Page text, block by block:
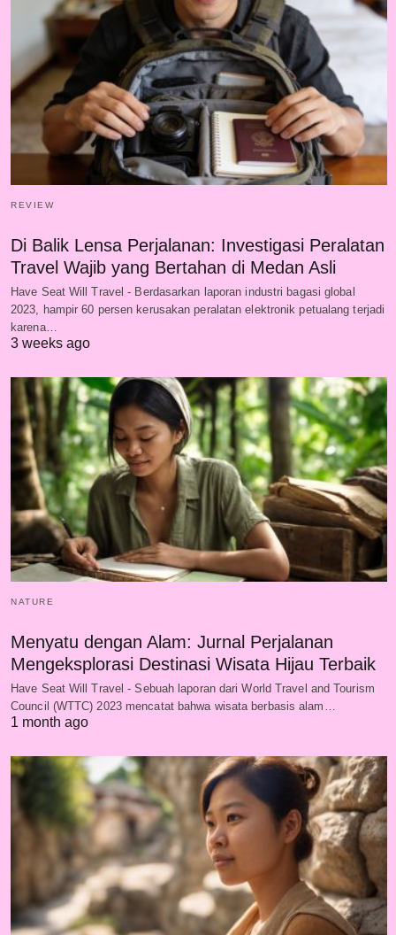
REVIEW
Di Balik Lensa Perjalanan: Investigasi Peralatan
Travel Wajib yang Bertahan di Medan Asli
Have Seat Will Travel - Berdasarkan laporan industri bagasi global
2023, hampir 60 persen kerusakan peralatan elektronik petualang terjadi
karena…
3 weeks ago
NATURE
Menyatu dengan Alam: Jurnal Perjalanan
Mengeksplorasi Destinasi Wisata Hijau Terbaik
Have Seat Will Travel - Sebuah laporan dari World Travel and Tourism
Council (WTTC) 2023 mencatat bahwa wisata berbasis alam…
1 month ago